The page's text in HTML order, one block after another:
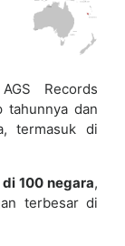
Records
tahunnya dan
termasuk di
100 negara,
terbesar di